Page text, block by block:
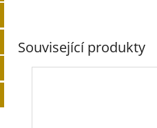
Související produkty